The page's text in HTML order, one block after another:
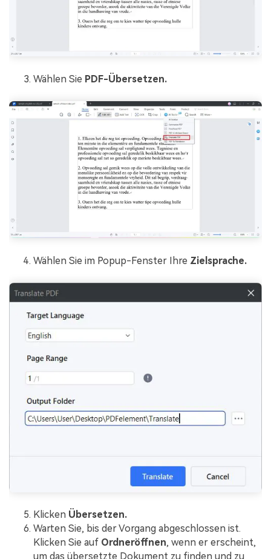
Wählen Sie PDF-Übersetzen.
Wählen Sie im Popup-Fenster Ihre Zielsprache.
Klicken Übersetzen.
Warten Sie, bis der Vorgang abgeschlossen ist.
Klicken Sie auf Ordneröffnen, wenn er erscheint,
um das übersetzte Dokument zu finden und zu